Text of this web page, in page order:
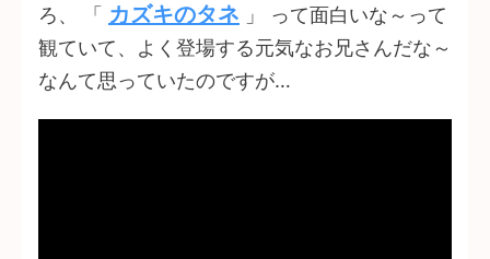
ろ、 「 カズキのタネ 」 って面白いな～って
観ていて、よく登場する元気なお兄さんだな～
なんて思っていたのですが…